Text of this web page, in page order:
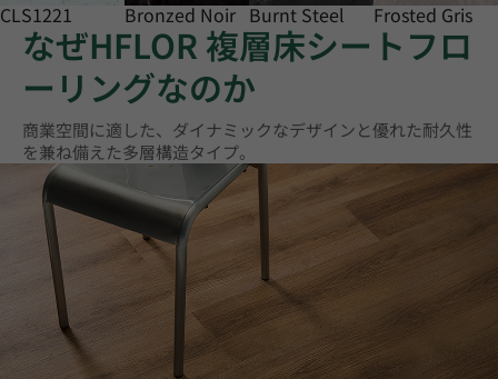
CLS1221 Bronzed Noir Burnt Steel Frosted Gris
なぜHFLOR 複層床シートフロ
ーリングなのか
商業空間に適した、ダイナミックなデザインと優れた耐久性
を兼ね備えた多層構造タイプ。